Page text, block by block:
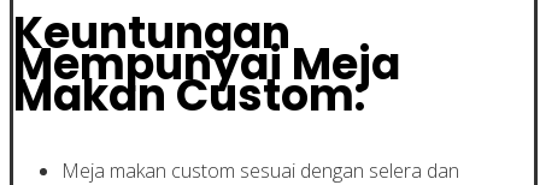
Keuntungan
Mempunyai Meja
Makan Custom:
Meja makan custom sesuai dengan selera dan